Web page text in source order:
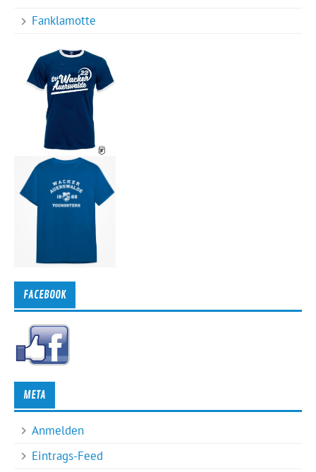
Fanklamotte
FACEBOOK
META
Anmelden
Eintrags-Feed